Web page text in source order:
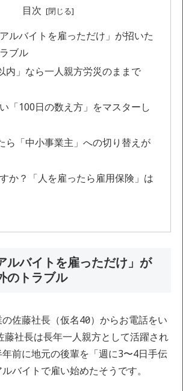
目次
アルバイトを雇っただけ」が招いた
ブル
以内」なら一人親方労災のままで
「100日の数え方」をマスターし
たら「中小事業主」への切り替えが
か？「人を雇ったら雇用保険」は
ルバイトを雇っただけ」が
のトラブル
佐藤社長（仮名40代）からお電話をい
藤社長は長年一人親方として活躍され
前に地元の後輩を「週に3〜4日手伝
バイトで雇い始めたそうです。